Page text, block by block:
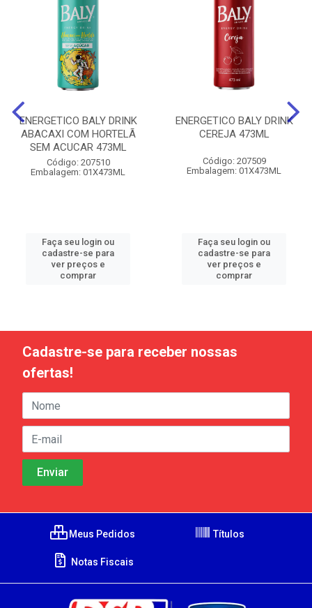
ENERGETICO BALY DRINK
ABACAXI COM HORTELÃ
SEM ACUCAR 473ML
Código: 207510
Embalagem: 01X473ML
Faça seu login ou
cadastre-se para
ver preços e
comprar
ENERGETICO BALY DRINK
CEREJA 473ML
Código: 207509
Embalagem: 01X473ML
Faça seu login ou
cadastre-se para
ver preços e
comprar
Cadastre-se para receber nossas
ofertas!
Meus Pedidos Títulos
Notas Fiscais